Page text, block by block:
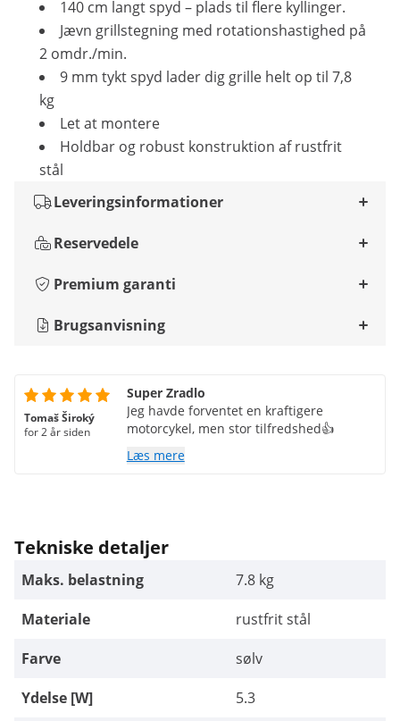
140 cm langt spyd – plads til flere kyllinger.
Jævn grillstegning med rotationshastighed på
2 omdr./min.
9 mm tykt spyd lader dig grille helt op til 7,8
kg
Let at montere
Holdbar og robust konstruktion af rustfrit
stål
Leveringsinformationer
Reservedele
Premium garanti
Brugsanvisning
Tomaš Široký
for 2 år siden
Super Zradlo
Jeg havde forventet en kraftigere
motorcykel, men stor tilfredshed👍
Læs mere
Tekniske detaljer
Maks. belastning
7.8 kg
Materiale
rustfrit stål
Farve
sølv
Ydelse [W]
5.3